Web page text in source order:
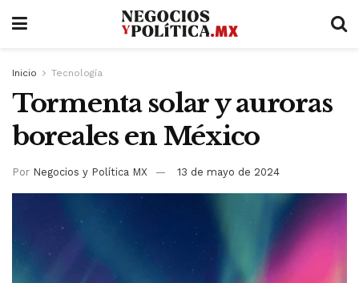
Inicio Tecnología
Tormenta solar y auroras
boreales en México
Por Negocios y Política MX 13 de mayo de 2024